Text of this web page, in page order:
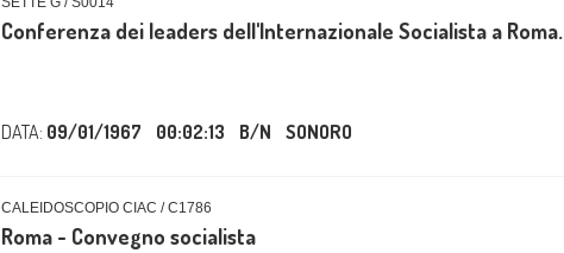
Conferenza dei leaders dell'Internazionale Socialista a Roma.
DATA: 09/01/1967 00:02:13 B/N SONORO
CALEIDOSCOPIO CIAC / C1786
Roma - Convegno socialista